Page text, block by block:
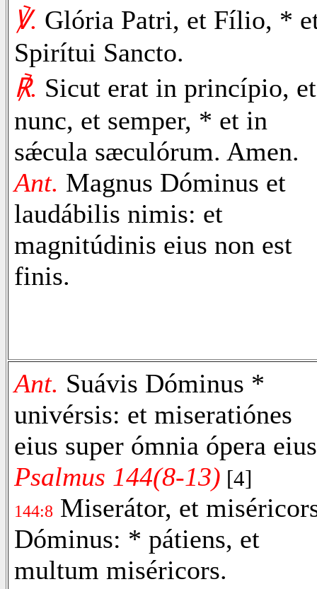
℣. Glória Patri, et Fílio, *
Spirítui Sancto.
℟. Sicut erat in princípio, et
nunc, et semper, * et in
sǽcula sæculórum. Amen.
Ant. Magnus Dóminus et
laudábilis nimis: et
magnitúdinis eius non est
finis.
Ant. Suávis Dóminus *
univérsis: et miseratiónes
eius super ómnia ópera
Psalmus 144(8-13) [4]
144:8 Miserátor, et
Dóminus: * pátiens, et
multum miséricors.